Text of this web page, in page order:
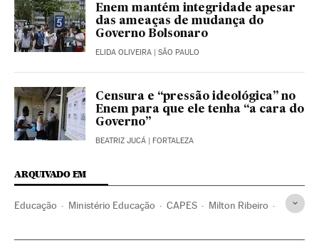
Enem mantém integridade apesar
das ameaças de mudança do
Governo Bolsonaro
ELIDA OLIVEIRA | SÃO PAULO
Censura e “pressão ideológica” no
Enem para que ele tenha “a cara do
Governo”
BEATRIZ JUCÁ | FORTALEZA
ARQUIVADO EM
Educação Ministério Educação CAPES Milton Ribeiro